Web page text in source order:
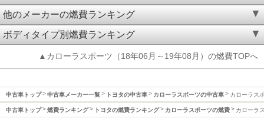
他のメーカーの燃費ランキング
ボディタイプ別燃費ランキング
▲カローラスポーツ（18年06月～19年08月）の燃費TOPへ
中古車トップ 中古車メーカー一覧 トヨタの中古車 カローラスポーツの中古車 カローラス
中古車トップ 燃費ランキング トヨタの燃費ランキング カローラスポーツの燃費 カローラ